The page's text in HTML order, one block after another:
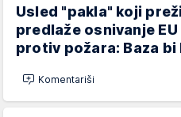
Usled "pakla" koji
predlaže osnivanje
protiv požara: Baza bi
Komentariši